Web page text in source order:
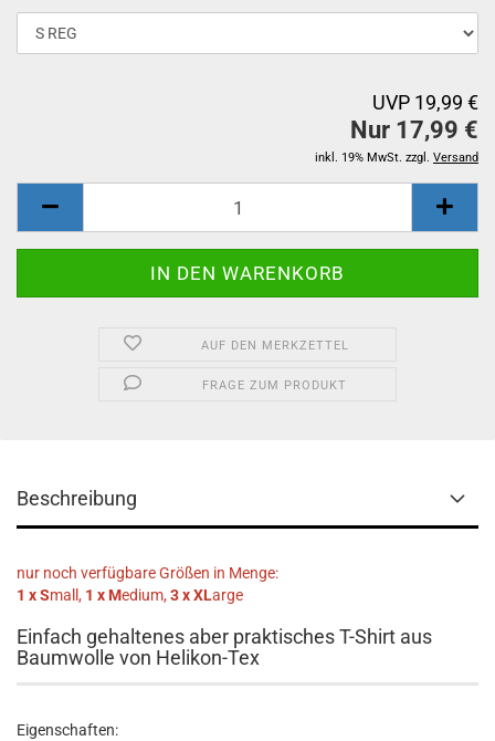
UVP 19,99 €
Nur 17,99 €
inkl. 19% MwSt. zzgl. Versand
AUF DEN MERKZETTEL
FRAGE ZUM PRODUKT
Beschreibung
nur noch verfügbare Größen in Menge:
1 x Small, 1 x Medium,3 x XLarge
Einfach gehaltenes aber praktisches T-Shirt aus
Baumwolle von Helikon-Tex
Eigenschaften: